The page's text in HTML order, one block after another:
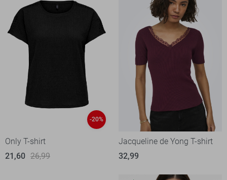
-20%
Only T-shirt
21,60 26,99
Jacqueline de Yong T-shirt
32,99